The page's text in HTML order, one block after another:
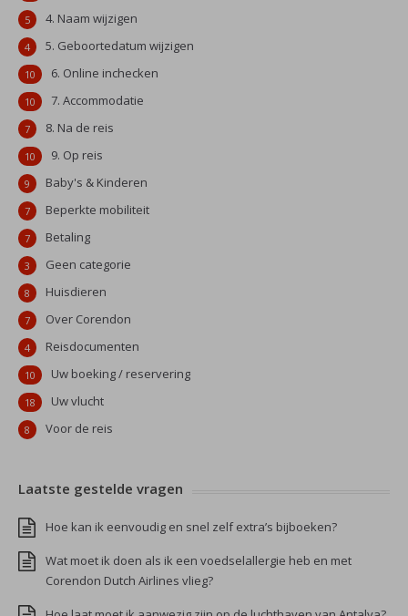
4. Naam wijzigen
5
5. Geboortedatum wijzigen
4
6. Online inchecken
10
7. Accommodatie
10
8. Na de reis
7
9. Op reis
10
Baby's & Kinderen
9
Beperkte mobiliteit
7
Betaling
7
Geen categorie
3
Huisdieren
8
Over Corendon
7
Reisdocumenten
4
Uw boeking / reservering
10
Uw vlucht
18
Voor de reis
8
Laatste gestelde vragen
Hoe kan ik eenvoudig en snel zelf extra’s bijboeken?
Wat moet ik doen als ik een voedselallergie heb en met
Corendon Dutch Airlines vlieg?